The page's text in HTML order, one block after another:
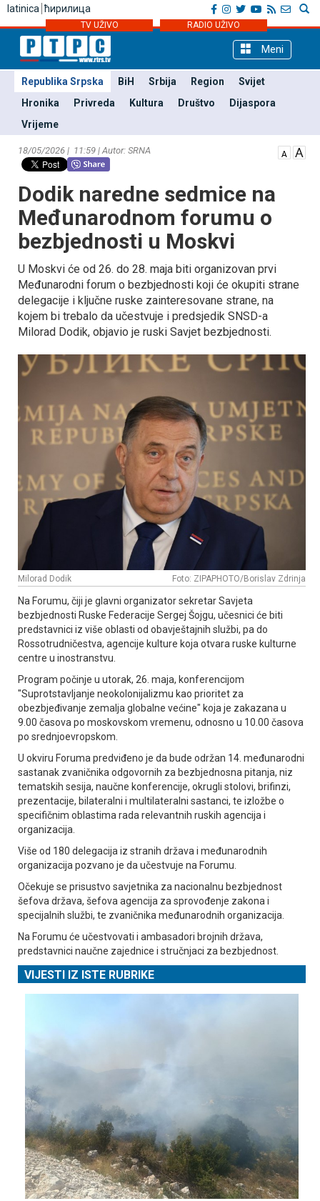
latinica ћирилица
TV UŽIVO RADIO UŽIVO
Meni
Republika Srpska BiH Srbija Region
Svijet
Hronika
Privreda Kultura Društvo
Dijaspora
Vrijeme
18/05/2026 | 11:59 | Autor: SRNA
Dodik naredne sedmice na
Međunarodnom forumu o
bezbjednosti u Moskvi
U Moskvi će od 26. do 28. maja biti organizovan prvi
Međunarodni forum o bezbjednosti koji će okupiti strane
delegacije i ključne ruske zainteresovane strane, na
kojem bi trebalo da učestvuje i predsjedik SNSD-a
Milorad Dodik, objavio je ruski Savjet bezbjednosti.
Milorad Dodik Foto: ZIPAPHOTO/Borislav Zdrinja
Na Forumu, čiji je glavni organizator sekretar Savjeta
bezbjednosti Ruske Federacije Sergej Šojgu, učesnici će biti
predstavnici iz više oblasti od obavještajnih službi, pa do
Rossotrudničestva, agencije kulture koja otvara ruske kulturne
centre u inostranstvu.
Program počinje u utorak, 26. maja, konferencijom
"Suprotstavljanje neokolonijalizmu kao prioritet za
obezbjeđivanje zemalja globalne većine" koja je zakazana u
9.00 časova po moskovskom vremenu, odnosno u 10.00 časova
po srednjoevropskom.
U okviru Foruma predviđeno je da bude održan 14. međunarodni
sastanak zvaničnika odgovornih za bezbjednosna pitanja, niz
tematskih sesija, naučne konferencije, okrugli stolovi, brifinzi,
prezentacije, bilateralni i multilateralni sastanci, te izložbe o
specifičnim oblastima rada relevantnih ruskih agencija i
organizacija.
Više od 180 delegacija iz stranih država i međunarodnih
organizacija pozvano je da učestvuje na Forumu.
Očekuje se prisustvo savjetnika za nacionalnu bezbjednost
šefova država, šefova agencija za sprovođenje zakona i
specijalnih službi, te zvaničnika međunarodnih organizacija.
Na Forumu će učestvovati i ambasadori brojnih država,
predstavnici naučne zajednice i stručnjaci za bezbjednost.
VIJESTI IZ ISTE RUBRIKE